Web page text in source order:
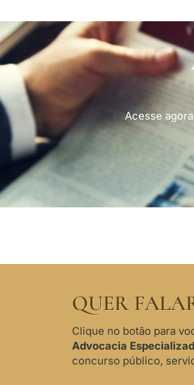
Acesse
QUER
Clique no botão para
Advocacia
concurso público,